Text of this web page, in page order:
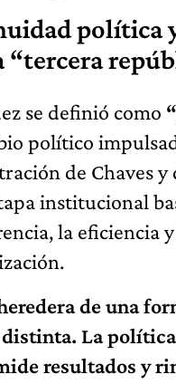
política
“tercera
se definió como
político
de Chaves
institucional
la eficiencia
de una
La
resultados y